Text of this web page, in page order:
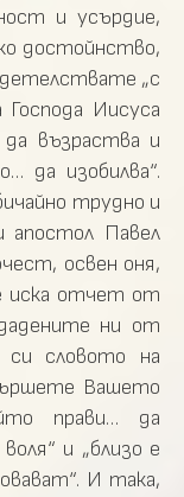
и усърдие,
достойнство,
„с
Господа Иисуса
възраства и
да изобилва“.
трудно и
Павел
освен оня,
иска отчет от
ни от
словото на
Вашето
прави… да
и „близо е
И така,